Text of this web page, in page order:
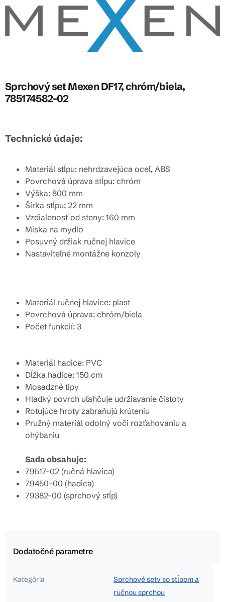
Sprchový set Mexen DF17, chróm/biela,
785174582-02
Technické údaje:
Materiál stĺpu: nehrdzavejúca oceľ, ABS
Povrchová úprava stĺpu: chróm
Výška: 800 mm
Šírka stĺpu: 22 mm
Vzdialenosť od steny: 160 mm
Miska na mydlo
Posuvný držiak ručnej hlavice
Nastaviteľné montážne konzoly
Materiál ručnej hlavice: plast
Povrchová úprava: chróm/biela
Počet funkcií: 3
Materiál hadice: PVC
Dĺžka hadice: 150 cm
Mosadzné tipy
Hladký povrch uľahčuje udržiavanie čistoty
Rotujúce hroty zabraňujú krúteniu
Pružný materiál odolný voči rozťahovaniu a
ohýbaniu
Sada obsahuje:
79517-02 (ručná hlavica)
79450-00 (hadica)
79382-00 (sprchový stĺp)
Dodatočné parametre
Kategória
Sprchové sety so stĺpom a
ručnou sprchou